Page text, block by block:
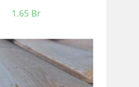
1.65 Br